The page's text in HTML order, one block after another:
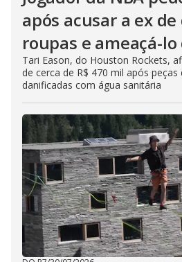
após acusar a ex
roupas e ameaçá-
Tari Eason, do Houston Rockets,
de cerca de R$ 470 mil após
danificadas com água sanitária